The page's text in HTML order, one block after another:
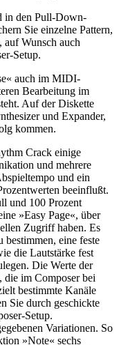
in den Pull-Down-
Sie einzelne Pattern,
auf Wunsch auch
Setup.
auch im MIDI-
Bearbeitung im
Auf der Diskette
und Expander,
kommen.
Crack einige
und mehrere
und ein
beeinflußt.
und 100 Prozent
»Easy Page«, über
Zugriff haben. Es
eine feste
die Lautstärke fest
Die Werte der
die im Composer bei
bestimmte Kanäle
Sie durch geschickte
Setup.
Variationen. So
»Note« sechs